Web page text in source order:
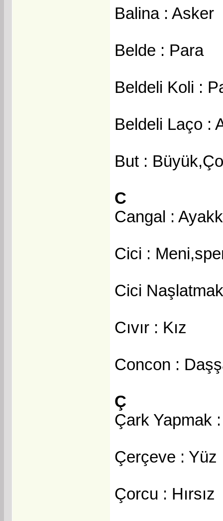
Balina : Asker
Belde : Para
Beldeli Koli :
Beldeli Laço :
But :
C
Cangal :
Cici :
Cici
Cıvır : Kız
Concon :
Ç
Çark Yapmak
Çerçeve : Yüz
Çorcu : Hırsız